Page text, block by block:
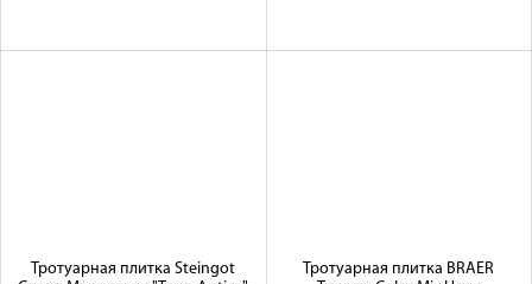
Тротуарная плитка Steingot
Тротуарная плитка BRAER